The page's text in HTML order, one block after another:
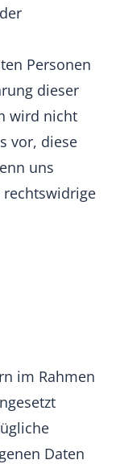
Personen
dieser
wird nicht
vor, diese
uns
im Rahmen
Daten